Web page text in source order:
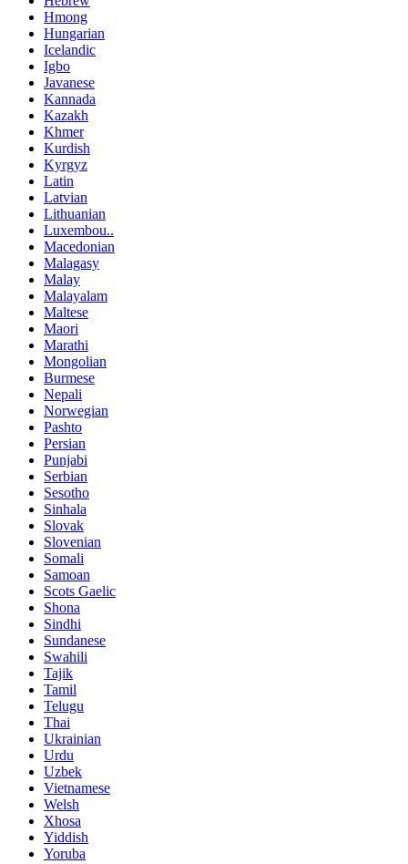
Hmong
Hungarian
Icelandic
Igbo
Javanese
Kannada
Kazakh
Khmer
Kurdish
Kyrgyz
Latin
Latvian
Lithuanian
Luxembou..
Macedonian
Malagasy
Malay
Malayalam
Maltese
Maori
Marathi
Mongolian
Burmese
Nepali
Norwegian
Pashto
Persian
Punjabi
Serbian
Sesotho
Sinhala
Slovak
Slovenian
Somali
Samoan
Scots Gaelic
Shona
Sindhi
Sundanese
Swahili
Tajik
Tamil
Telugu
Thai
Ukrainian
Urdu
Uzbek
Vietnamese
Welsh
Xhosa
Yiddish
Yoruba